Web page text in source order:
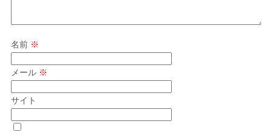
名前 ※
メール ※
サイト